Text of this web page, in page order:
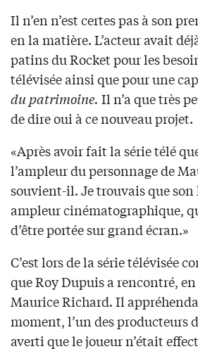
Il n’en n’est certes pas à son
en la matière. L’acteur avait
patins du Rocket pour les
télévisée ainsi que pour une
du patrimoine. Il n’a que très
de dire oui à ce nouveau projet.
«Après avoir fait la série télé
l’ampleur du personnage de
souvient-il. Je trouvais que
ampleur cinématographique,
d’être portée sur grand écran.»
C’est lors de la série télévisée
que Roy Dupuis a rencontré,
Maurice Richard. Il
moment, l’un des producteurs
averti que le joueur n’était